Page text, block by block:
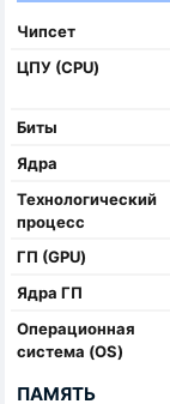
Чипсет
ЦПУ (CPU)
Биты
Ядра
Технологический
процесс
ГП (GPU)
Ядра ГП
Oперационная
система (OS)
ПАМЯТЬ